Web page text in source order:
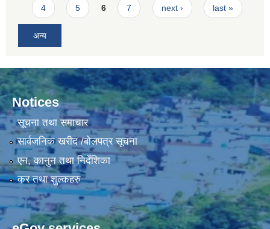
4 5 6 7 next › last »
अन्य
Notices
सूचना तथा समाचार
सार्वजनिक खरीद /बोलपत्र सूचना
एन, कानुन तथा निर्देशिका
कर तथा शुल्कहरु